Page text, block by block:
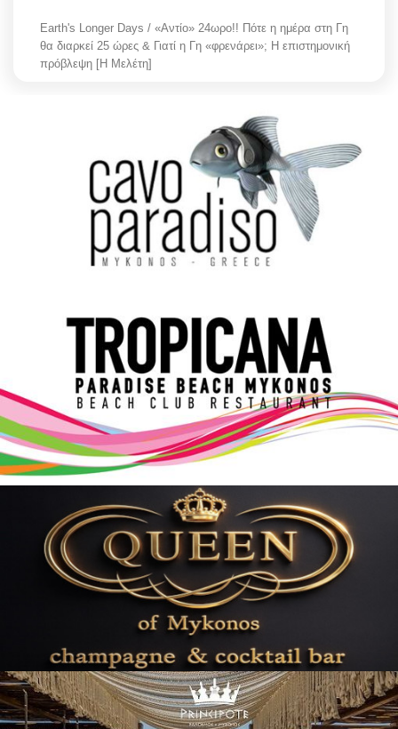
All News
Local Elections 2023
Elections 2023
English
Earth's Longer Days / «Αντίο» 24ωρο!! Πότε η ημέρα στη Γη
θα διαρκεί 25 ώρες & Γιατί η Γη «φρενάρει»; Η επιστημονική
πρόβλεψη [Η Μελέτη]